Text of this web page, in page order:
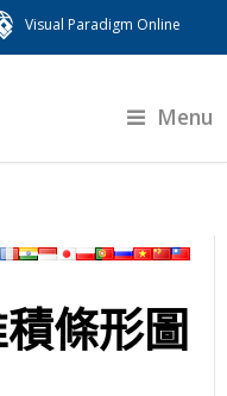
Visual Paradigm Online
Menu
條形圖